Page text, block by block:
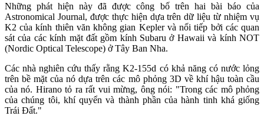
Những phát hiện này đã được công bố trên hai bài báo của
Astronomical Journal, được thực hiện dựa trên dữ liệu từ nhiệm vụ
K2 của kính thiên văn không gian Kepler và nối tiếp bởi các quan
sát của các kính mặt đất gồm kính Subaru ở Hawaii và kính NOT
(Nordic Optical Telescope) ở Tây Ban Nha.
Các nhà nghiên cứu thấy rằng K2-155d có khả năng có nước lỏng
trên bề mặt của nó dựa trên các mô phỏng 3D về khí hậu toàn cầu
của nó. Hirano tỏ ra rất vui mừng, ông nói: "Trong các mô phỏng
của chúng tôi, khí quyển và thành phần của hành tinh khá giống
Trái Đất."